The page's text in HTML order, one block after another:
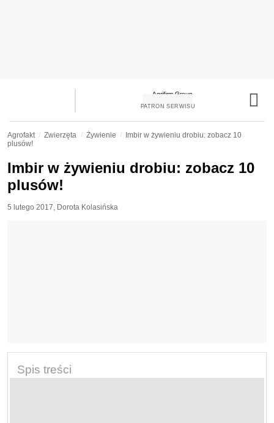
PATRON SERWISU
Agrofakt Zwierzęta Żywienie
Imbir w żywieniu drobiu: zobacz 10
plusów!
Imbir w żywieniu drobiu: zobacz 10
plusów!
5 lutego 2017, Dorota Kolasińska
Spis treści